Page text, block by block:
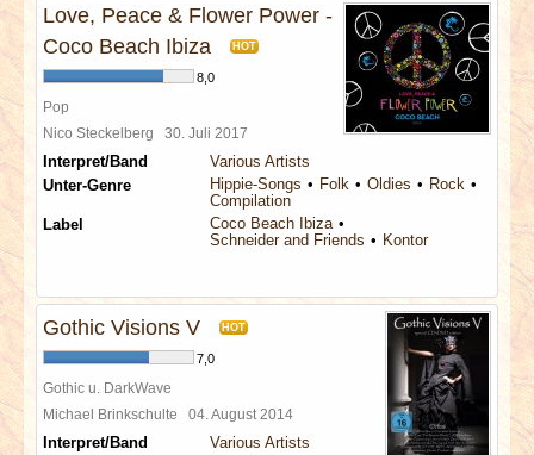
Love, Peace & Flower Power -
Coco Beach Ibiza
HOT
8,0
Pop
Nico Steckelberg 30. Juli 2017
Interpret/Band
Various Artists
Unter-Genre
Hippie-Songs Folk Oldies
Rock
Compilation
Label
Coco Beach Ibiza
Schneider and Friends
Kontor
Gothic Visions V HOT
7,0
Gothic u. DarkWave
Michael Brinkschulte 04. August 2014
Interpret/Band
Various Artists